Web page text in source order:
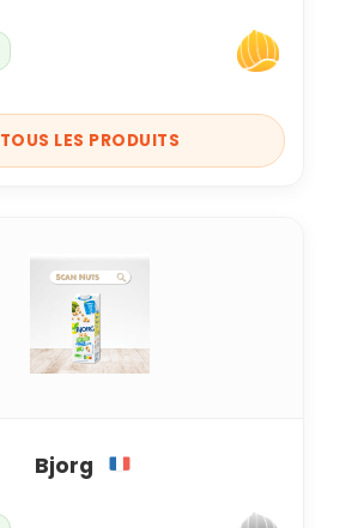
TOUS LES PRODUITS
Bjorg